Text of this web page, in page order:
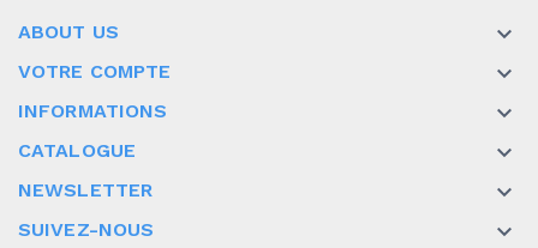
ABOUT US 
VOTRE COMPTE 
INFORMATIONS 
CATALOGUE 
NEWSLETTER 
SUIVEZ-NOUS 